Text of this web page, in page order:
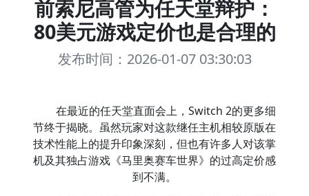
前索尼高管为任天堂辩护：
80美元游戏定价也是合理的
发布时间：2026-01-07 03:30:03
在最近的任天堂直面会上，Switch 2的更多细
节终于揭晓。虽然玩家对这款继任主机相较原版在
技术性能上的提升印象深刻，但也有许多人对该掌
机及其独占游戏《马里奥赛车世界》的过高定价感
到不满。